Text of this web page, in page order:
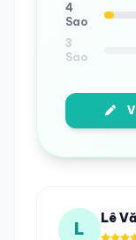
4
Sao
3
Sao
L
Lê